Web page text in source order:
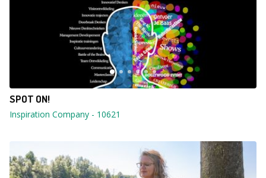
SPOT ON!
Inspiration Company - 10621